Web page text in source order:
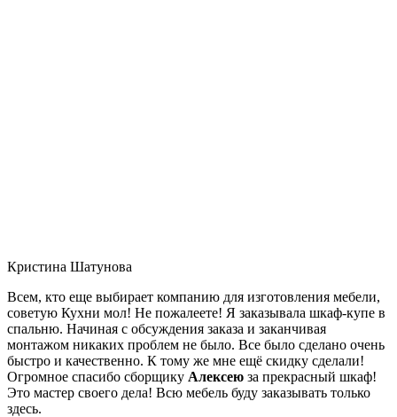
Кристина Шатунова
Всем, кто еще выбирает компанию для изготовления мебели,
советую Кухни мол! Не пожалеете! Я заказывала шкаф-купе в
спальню. Начиная с обсуждения заказа и заканчивая
монтажом никаких проблем не было. Все было сделано очень
быстро и качественно. К тому же мне ещё скидку сделали!
Огромное спасибо сборщику Алексею за прекрасный шкаф!
Это мастер своего дела! Всю мебель буду заказывать только
здесь.